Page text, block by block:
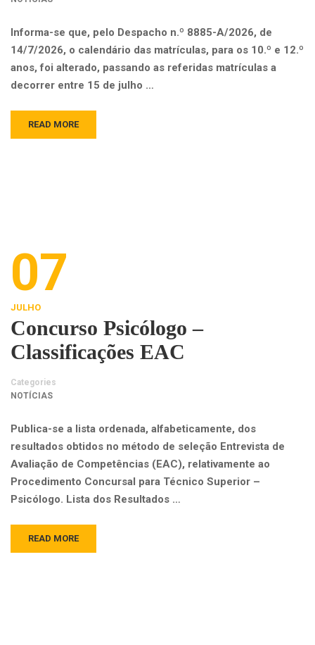
Informa-se que, pelo Despacho n.º 8885-A/2026, de
14/7/2026, o calendário das matrículas, para os 10.º e 12.º
anos, foi alterado, passando as referidas matrículas a
decorrer entre 15 de julho …
READ MORE
07
JULHO
Concurso Psicólogo –
Classificações EAC
Categories
NOTÍCIAS
Publica-se a lista ordenada, alfabeticamente, dos
resultados obtidos no método de seleção Entrevista de
Avaliação de Competências (EAC), relativamente ao
Procedimento Concursal para Técnico Superior –
Psicólogo. Lista dos Resultados …
READ MORE